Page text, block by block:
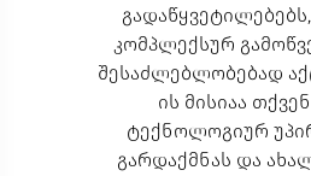
კომპლექსურ
შესაძლებლობებად
ის მისიაა
ტექნოლოგიურ
გარდაქმნას და